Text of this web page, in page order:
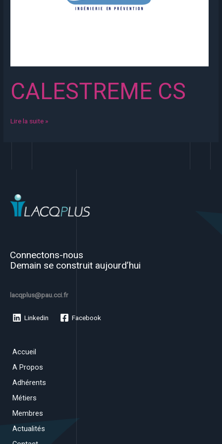
CALESTREME CS
Lire la suite »
Connectons-nous
Demain se construit aujourd’hui
lacqplus@pau.cci.fr
Linkedin Facebook
Accueil
A Propos
Adhérents
Métiers
Membres
Actualités